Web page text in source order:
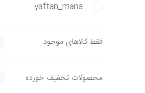
yaftan_mana
فقط کالاهای موجود
محصولات تخفیف خورده